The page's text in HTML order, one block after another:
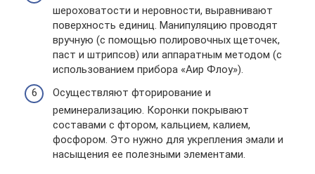
шероховатости и неровности, выравнивают
поверхность единиц. Манипуляцию проводят
вручную (с помощью полировочных щеточек,
паст и штрипсов) или аппаратным методом (с
использованием прибора «Аир Флоу»).
Осуществляют фторирование и
реминерализацию. Коронки покрывают
составами с фтором, кальцием, калием,
фосфором. Это нужно для укрепления эмали и
насыщения ее полезными элементами.